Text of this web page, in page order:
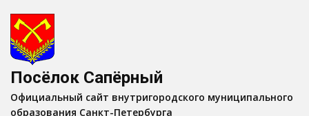
Изображения:
Цвет:A A
Посёлок Сапёрный
Официальный сайт внутригородского муниципального
образования Санкт-Петербурга